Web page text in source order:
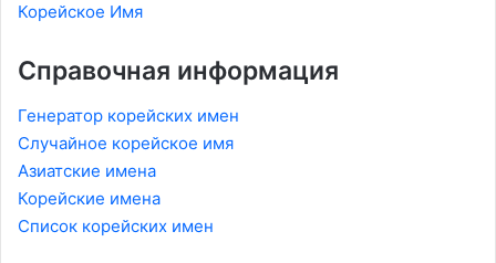
Корейское Имя
Справочная информация
Генератор корейских имен
Случайное корейское имя
Азиатские имена
Корейские имена
Список корейских имен